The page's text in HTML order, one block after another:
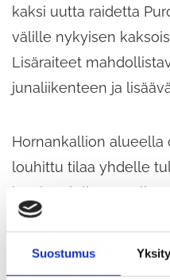
Suostumus
kaksi uutta raidetta
välille nykyisen
Lisäraiteet
junaliikenteen ja
Hornankallion alueella
louhittu tilaa yhdelle
länsipuolella. Nyt
radan itäpuolella,